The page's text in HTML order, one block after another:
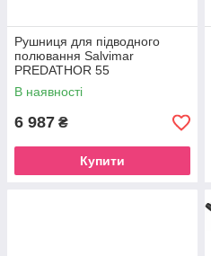
Рушниця для підводного
полювання Salvimar
PREDATHOR 55
В наявності
6 987 ₴
Купити